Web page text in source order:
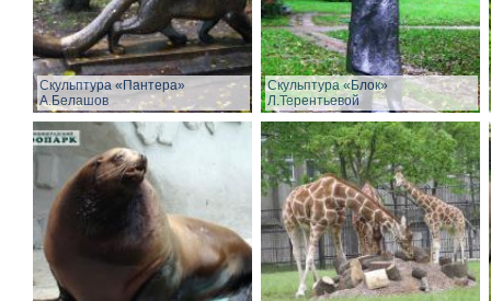
Скульптура «Пантера»
А.Белашов
Скульптура «Блок»
Л.Терентьевой